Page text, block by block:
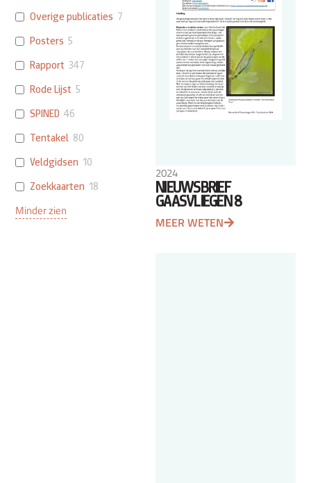
Overige publicaties 7
Posters 5
Rapport 347
Rode Lijst 5
SPINED 46
Tentakel 80
Veldgidsen 10
Zoekkaarten 18
Minder zien
2024
NIEUWSBRIEF
GAASVLIEGEN 8
MEER WETEN